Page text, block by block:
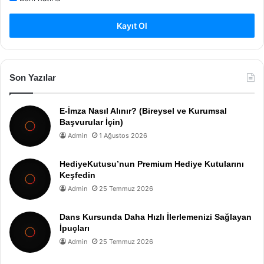
Kayıt Ol
Son Yazılar
E-İmza Nasıl Alınır? (Bireysel ve Kurumsal
Başvurular İçin)
Admin 1 Ağustos 2026
HediyeKutusu’nun Premium Hediye Kutularını
Keşfedin
Admin 25 Temmuz 2026
Dans Kursunda Daha Hızlı İlerlemenizi Sağlayan
İpuçları
Admin 25 Temmuz 2026